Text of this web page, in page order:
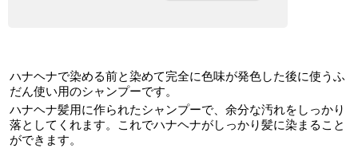
ハナヘナで染める前と染めて完全に色味が発色した後に使うふ
だん使い用のシャンプーです。
ハナヘナ髪用に作られたシャンプーで、余分な汚れをしっかり
落としてくれます。これでハナヘナがしっかり髪に染まること
ができます。